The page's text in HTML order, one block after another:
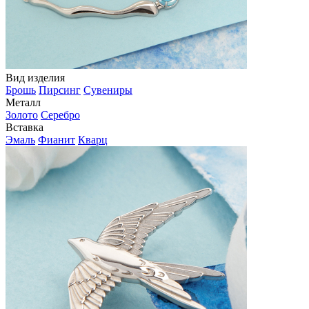
Вид изделия
Брошь Пирсинг Сувениры
Металл
Золото Серебро
Вставка
Эмаль Фианит Кварц